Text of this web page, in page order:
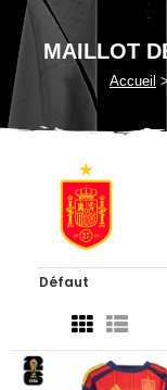
MAILLOT
Accueil